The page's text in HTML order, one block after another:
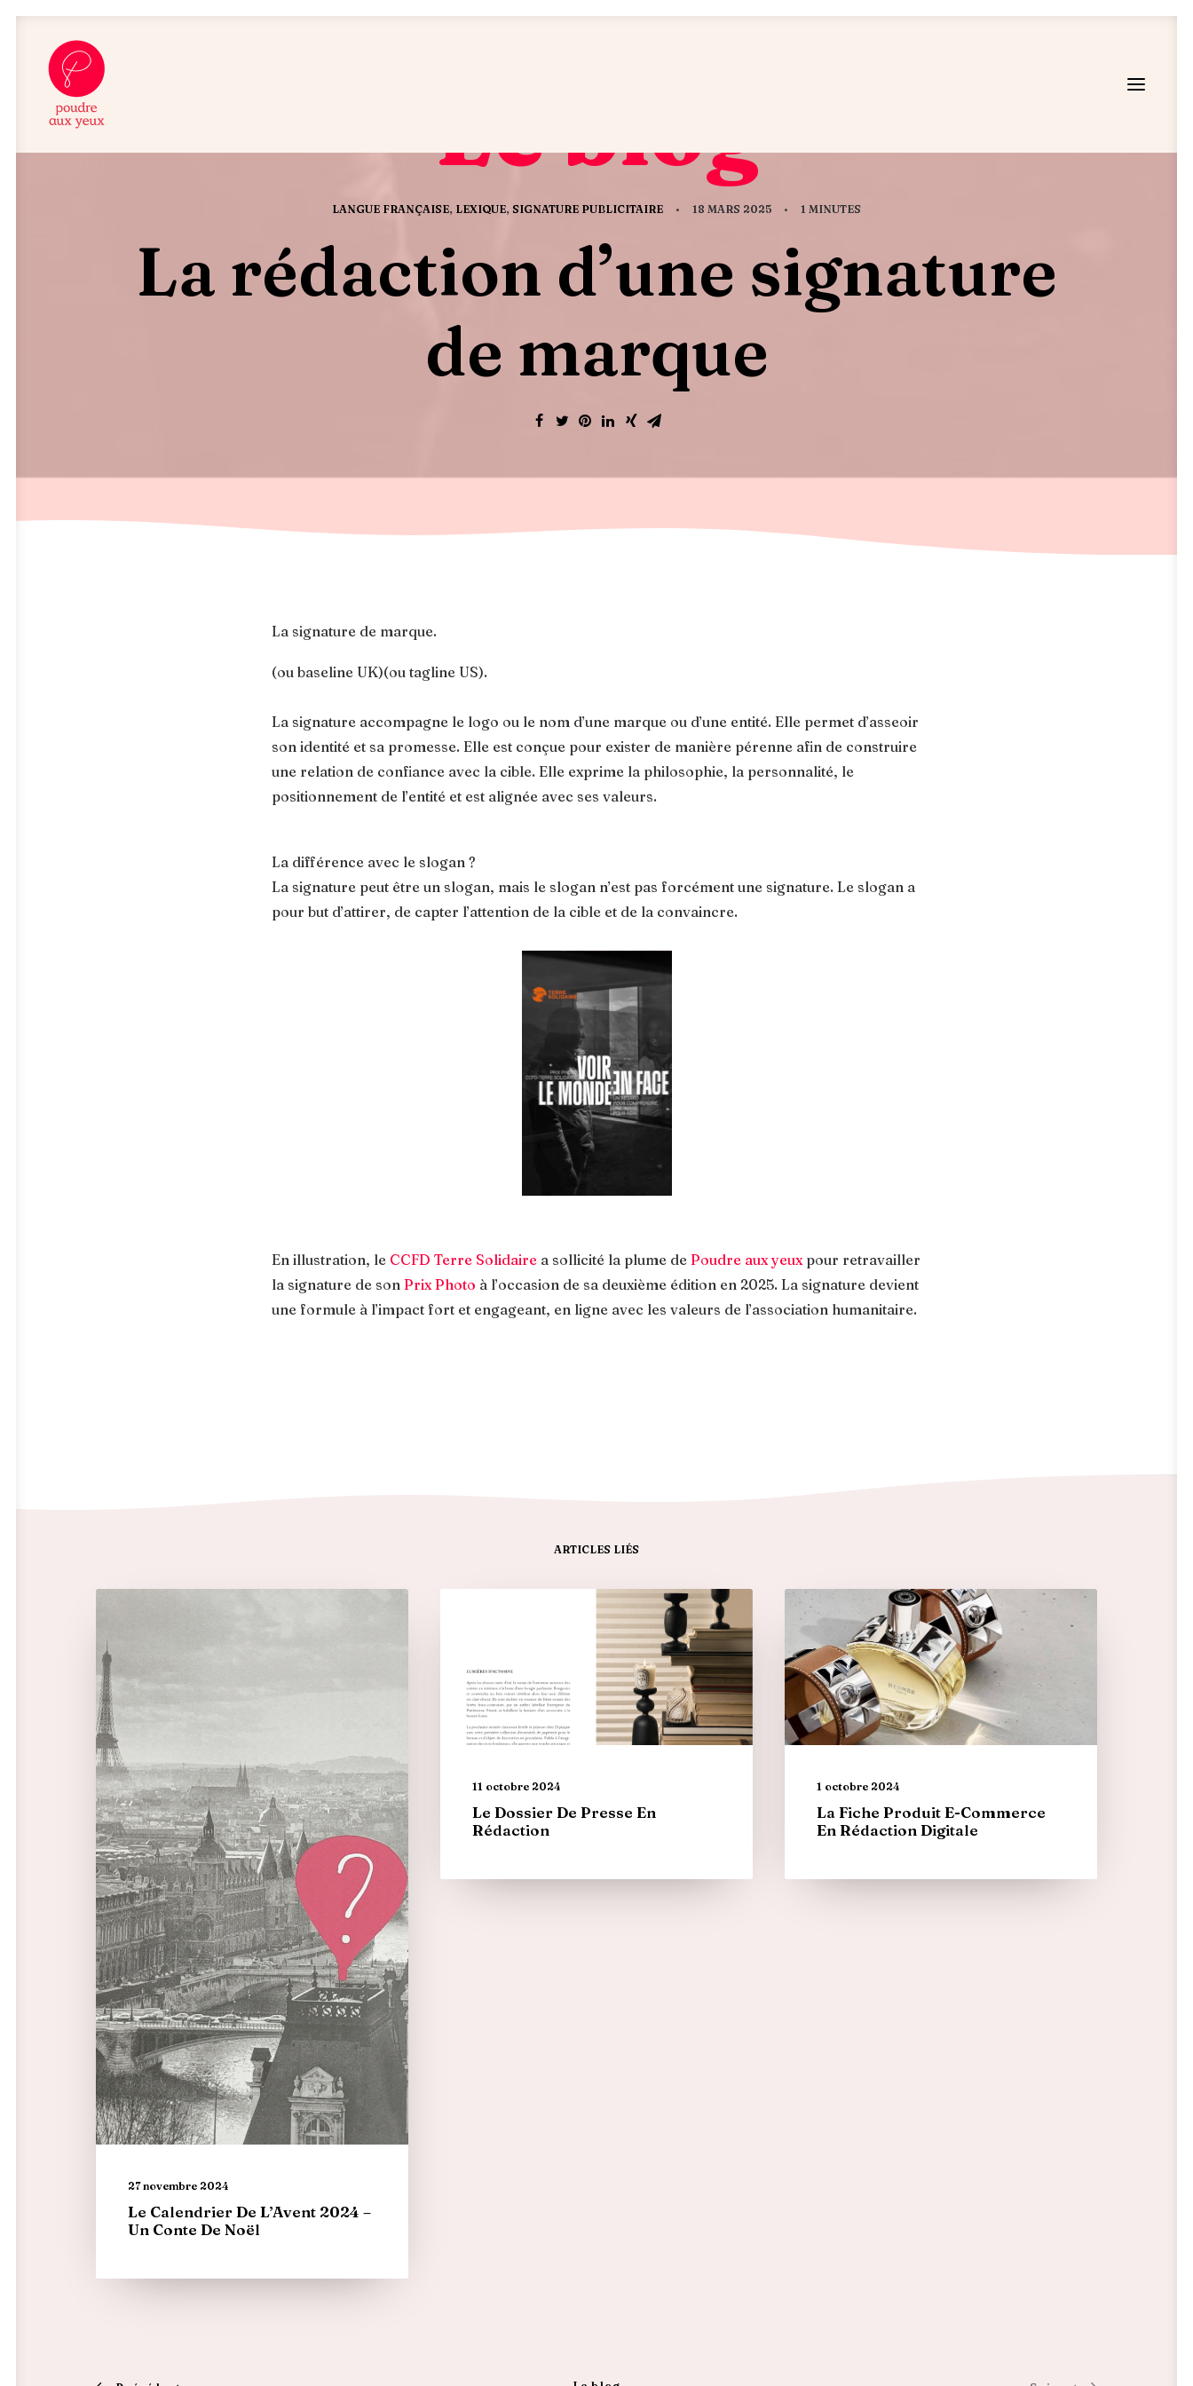
Le blog
LANGUE FRANÇAISE, LEXIQUE, SIGNATURE PUBLICITAIRE • 18 MARS 2025 • 1 MINUTES
La rédaction d’une signature
de marque
La signature de marque.
(ou baseline UK)(ou tagline US).
La signature accompagne le logo ou le nom d’une marque ou d’une entité. Elle permet d’asseoir
son identité et sa promesse. Elle est conçue pour exister de manière pérenne afin de construire
une relation de confiance avec la cible. Elle exprime la philosophie, la personnalité, le
positionnement de l’entité et est alignée avec ses valeurs.
La différence avec le slogan ?
La signature peut être un slogan, mais le slogan n’est pas forcément une signature. Le slogan a
pour but d’attirer, de capter l’attention de la cible et de la convaincre.
En illustration, le CCFD Terre Solidaire a sollicité la plume de Poudre aux yeuxpour retravailler
la signature de son Prix Photo à l’occasion de sa deuxième édition en 2025. La signature devient
une formule à l’impact fort et engageant, en ligne avec les valeurs de l’association humanitaire.
ARTICLES LIÉS
27 novembre 2024
Le Calendrier De L’Avent 2024 –
Un Conte De Noël
11 octobre 2024
Le Dossier De Presse En
Rédaction
1 octobre 2024
La Fiche Produit E-Commerce
En Rédaction Digitale